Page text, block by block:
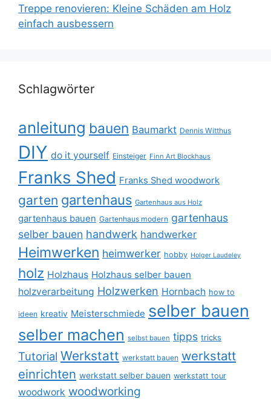
Treppe renovieren: Kleine Schäden am Holz
einfach ausbessern
Schlagwörter
anleitung bauen Baumarkt Dennis Witthus
DIY do it yourself Einsteiger Finn Art Blockhaus
Franks Shed Franks Shed woodwork
garten gartenhaus Gartenhaus aus Holz
gartenhaus bauen Gartenhaus modern gartenhaus
selber bauen handwerk handwerker
Heimwerken heimwerker hobby Holger Laudeley
holz Holzhaus Holzhaus selber bauen
holzverarbeitung Holzwerken Hornbach how to
ideen kreativ Meisterschmiede selber bauen
selber machen selbst bauen tipps tricks
Tutorial Werkstatt werkstatt bauen werkstatt
einrichten werkstatt selber bauen werkstatt tour
woodwork woodworking